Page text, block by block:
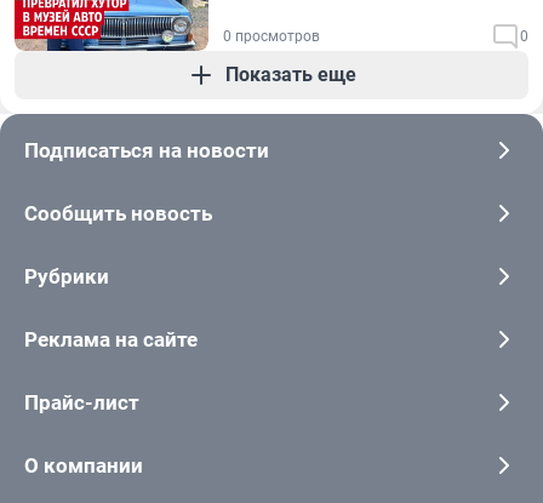
0 просмотров 0
Показать еще
Подписаться на новости
Сообщить новость
Рубрики
Реклама на сайте
Прайс-лист
О компании